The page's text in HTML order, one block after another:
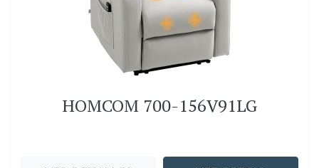
HOMCOM 700-156V91LG